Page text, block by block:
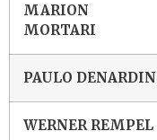
MARION
MORTARI
PAULO DENARDIN
WERNER REMPEL